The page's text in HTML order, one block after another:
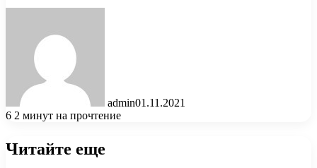
admin01.11.2021
6 2 минут на прочтение
Читайте еще